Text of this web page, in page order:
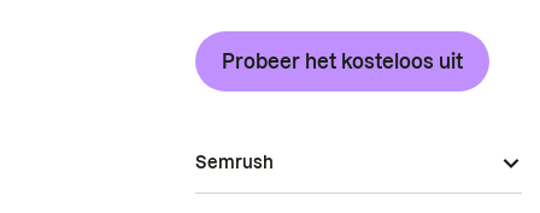
Probeer het kosteloos uit
Semrush